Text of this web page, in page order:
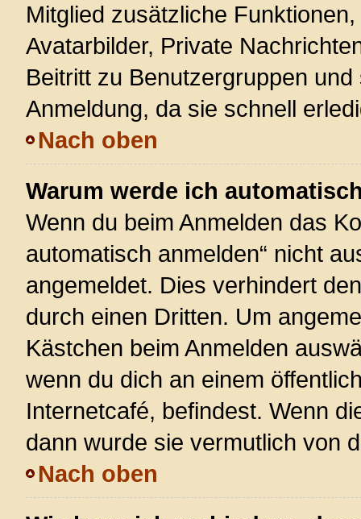
Mitglied zusätzliche
Avatarbilder, Private
Beitritt zu Benutzergruppen
Anmeldung, da sie schnell
Nach oben
Warum werde ich
Wenn du beim Anmelden das
automatisch anmelden“ nicht
angemeldet. Dies verhindert
durch einen Dritten. Um
Kästchen beim Anmelden
wenn du dich an einem
Internetcafé, befindest. Wenn
dann wurde sie vermutlich von
Nach oben